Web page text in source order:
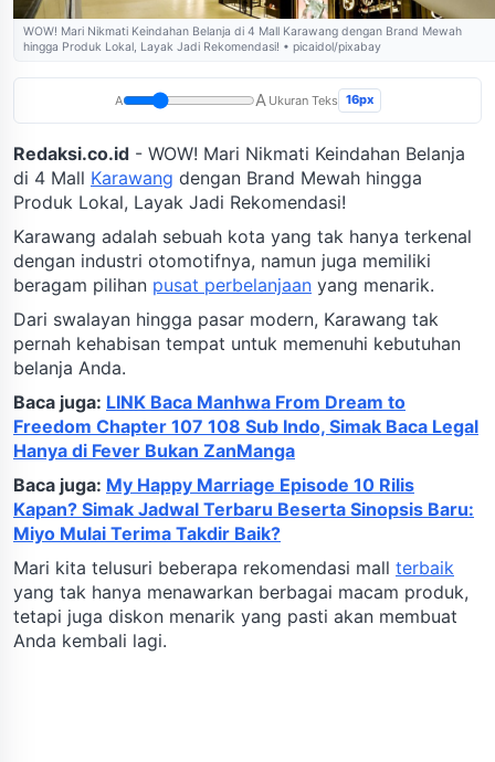
WOW! Mari Nikmati Keindahan Belanja di 4 Mall Karawang dengan Brand Mewah
hingga Produk Lokal, Layak Jadi Rekomendasi! • picaidol/pixabay
A A Ukuran Teks 16px
Redaksi.co.id - WOW! Mari Nikmati Keindahan Belanja
di 4 Mall Karawang dengan Brand Mewah hingga
Produk Lokal, Layak Jadi Rekomendasi!
Karawang adalah sebuah kota yang tak hanya terkenal
dengan industri otomotifnya, namun juga memiliki
beragam pilihan pusat perbelanjaan yang menarik.
Dari swalayan hingga pasar modern, Karawang tak
pernah kehabisan tempat untuk memenuhi kebutuhan
belanja Anda.
Baca juga: LINK Baca Manhwa From Dream to
Freedom Chapter 107 108 Sub Indo, Simak Baca Legal
Hanya di Fever Bukan ZanManga
Baca juga: My Happy Marriage Episode 10 Rilis
Kapan? Simak Jadwal Terbaru Beserta Sinopsis Baru:
Miyo Mulai Terima Takdir Baik?
Mari kita telusuri beberapa rekomendasi mall terbaik
yang tak hanya menawarkan berbagai macam produk,
tetapi juga diskon menarik yang pasti akan membuat
Anda kembali lagi.